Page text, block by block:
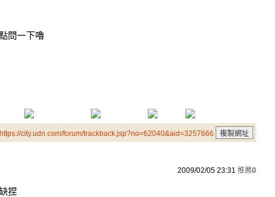
問一下嚕
city.udn.com/forum/trackback.jsp?no=62040&aid=3257666
2009/02/05 23:31 推薦0
捏